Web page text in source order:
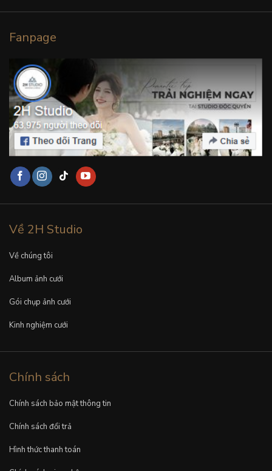
Fanpage
Về 2H Studio
Về chúng tôi
Album ảnh cưới
Gói chụp ảnh cưới
Kinh nghiệm cưới
Chính sách
Chính sách bảo mật thông tin
Chính sách đổi trả
Hình thức thanh toán